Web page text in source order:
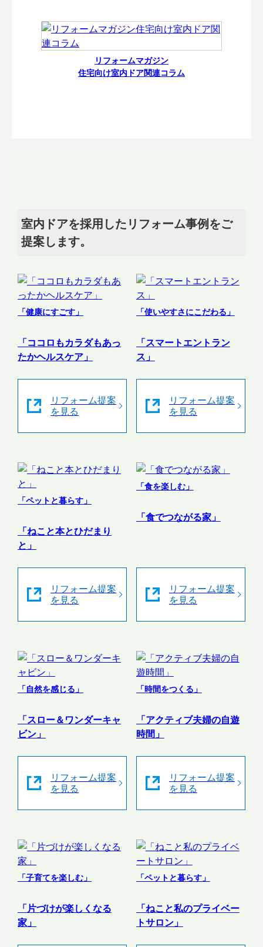
リフォームマガジン
住宅向け室内ドア関連コラム
室内ドアを採用したリフォーム事例をご
提案します。
「健康にすごす」
「ココロもカラダもあっ
たかヘルスケア」
リフォーム提案
を見る
「使いやすさにこだわる」
「スマートエントラン
ス」
リフォーム提案
を見る
「ペットと暮らす」
「ねこと本とひだまり
と」
リフォーム提案
を見る
「食を楽しむ」
「食でつながる家」
リフォーム提案
を見る
「自然を感じる」
「スロー＆ワンダーキャ
ビン」
リフォーム提案
を見る
「時間をつくる」
「アクティブ夫婦の自遊
時間」
リフォーム提案
を見る
「子育てを楽しむ」
「片づけが楽しくなる
家」
「ペットと暮らす」
「ねこと私のプライベー
トサロン」